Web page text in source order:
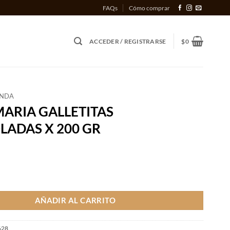
FAQs Cómo comprar
ACCEDER / REGISTRARSE $0
GALLETITAS
X 200 GR
AÑADIR AL CARRITO